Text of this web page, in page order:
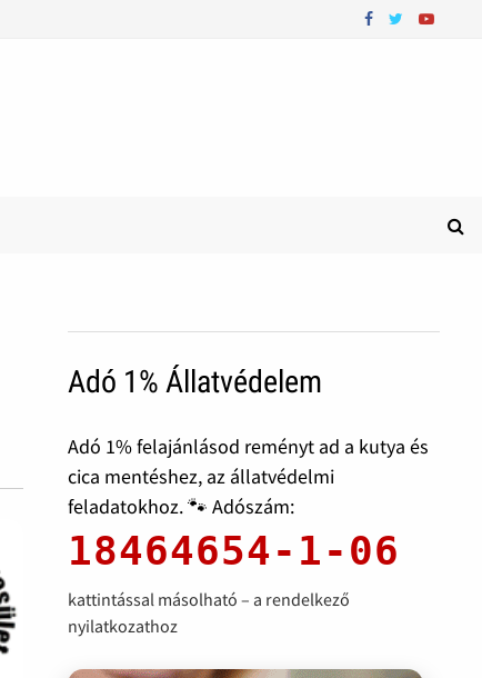
Adó 1% Állatvédelem
Adó 1% felajánlásod reményt ad a kutya és
cica mentéshez, az állatvédelmi
feladatokhoz. 🐾 Adószám:
18464654-1-06
kattintással másolható – a rendelkező
nyilatkozathoz